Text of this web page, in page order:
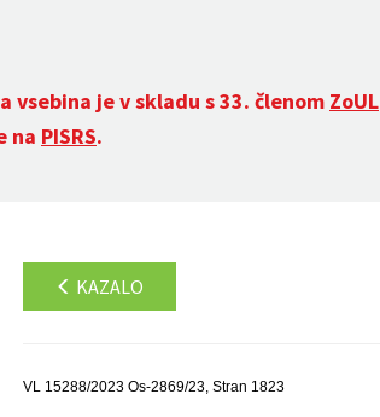
vsebina je v skladu s 33. členom ZoUL
na PISRS.
KAZALO
VL 15288/2023 Os-2869/23, Stran 1823